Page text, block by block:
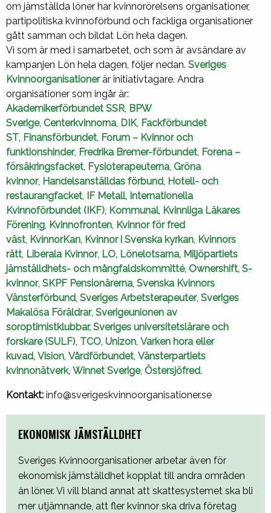
om jämställda löner har kvinnorörelsens organisationer,
partipolitiska kvinnoförbund och fackliga organisationer
gått samman och bildat Lön hela dagen.
Vi som är med i samarbetet, och som är avsändare av
kampanjen Lön hela dagen, följer nedan. Sveriges
Kvinnoorganisationerär initiativtagare. Andra
organisationer som ingår är:
Akademikerförbundet SSR, BPW
Sverige, Centerkvinnorna, DIK, Fackförbundet
ST, Finansförbundet, Forum – Kvinnor och
funktionshinder, Fredrika Bremer-förbundet, Forena –
försäkringsfacket, Fysioterapeuterna, Gröna
kvinnor, Handelsanställdas förbund, Hotell- och
restaurangfacket, IF Metall, Internationella
Kvinnoförbundet (IKF), Kommunal, Kvinnliga Läkares
Förening, Kvinnofronten, Kvinnor för fred
väst, KvinnorKan, Kvinnor i Svenska kyrkan, Kvinnors
rätt, Liberala Kvinnor, LO, Lönelotsarna, Miljöpartiets
jämställdhets- och mångfaldskommitté, Ownershift, S-
kvinnor, SKPF Pensionärerna, Svenska Kvinnors
Vänsterförbund, Sveriges Arbetsterapeuter, Sveriges
Makalösa Föräldrar, Sverigeunionen av
soroptimistklubbar, Sveriges universitetslärare och
forskare (SULF), TCO, Unizon, Varken hora eller
kuvad, Vision, Vårdförbundet, Vänsterpartiets
kvinnonätverk, Winnet Sverige, Östersjöfred.
Kontakt: info@sverigeskvinnoorganisationer.se
EKONOMISK JÄMSTÄLLDHET
Sveriges Kvinnoorganisationer arbetar även för
ekonomisk jämställdhet kopplat till andra områden
än löner. Vi vill bland annat att skattesystemet ska bli
mer utjämnande, att fler kvinnor ska driva företag